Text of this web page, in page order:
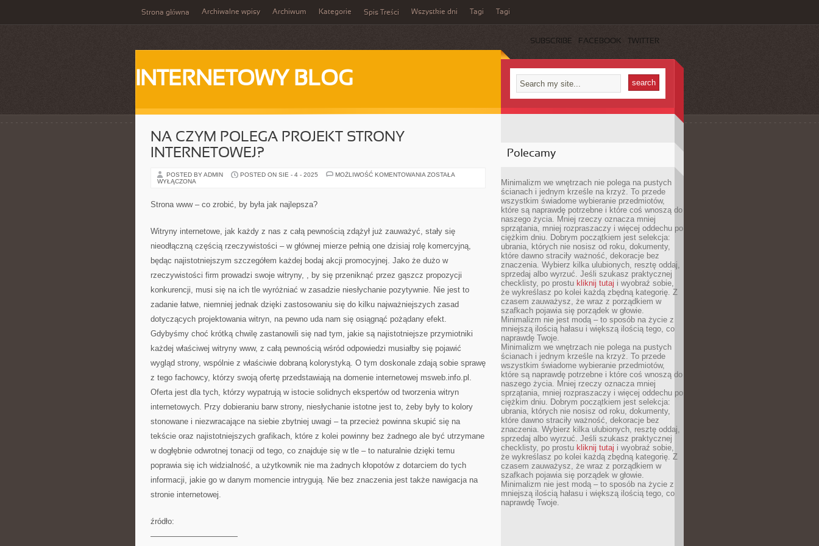
Strona główna Archiwalne wpisy Archiwum Kategorie Spis Treści Wszystkie dni Tagi Tagi
SUBSCRIBE FACEBOOK TWITTER
INTERNETOWY BLOG
NA CZYM POLEGA PROJEKT STRONY
INTERNETOWEJ?
POSTED BY ADMIN POSTED ON SIE - 4 - 2025 MOŻLIWOŚĆ KOMENTOWANIA NA
ZOSTAŁA
WYŁĄCZONA
Strona www – co zrobić, by była jak najlepsza?
Witryny internetowe, jak każdy z nas z całą pewnością zdążył już zauważyć, stały się
nieodłączną częścią rzeczywistości – w głównej mierze pełnią one dzisiaj rolę komercyjną,
będąc najistotniejszym szczegółem każdej bodaj akcji promocyjnej. Jako że dużo w
rzeczywistości firm prowadzi swoje witryny, , by się przeniknąć przez gąszcz propozycji
konkurencji, musi się na ich tle wyróżniać w zasadzie niesłychanie pozytywnie. Nie jest to
zadanie łatwe, niemniej jednak dzięki zastosowaniu się do kilku najważniejszych zasad
dotyczących projektowania witryn, na pewno uda nam się osiągnąć pożądany efekt.
Gdybyśmy choć krótką chwilę zastanowili się nad tym, jakie są najistotniejsze przymiotniki
każdej właściwej witryny www, z całą pewnością wśród odpowiedzi musiałby się pojawić
wygląd strony, wspólnie z właściwie dobraną kolorystyką. O tym doskonale zdają sobie sprawę
z tego fachowcy, którzy swoją ofertę przedstawiają na domenie internetowej msweb.info.pl.
Oferta jest dla tych, którzy wypatrują w istocie solidnych ekspertów od tworzenia witryn
internetowych. Przy dobieraniu barw strony, niesłychanie istotne jest to, żeby były to kolory
stonowane i niezwracające na siebie zbytniej uwagi – ta przecież powinna skupić się na
tekście oraz najistotniejszych grafikach, które z kolei powinny bez żadnego ale być utrzymane
w dogłębnie odwrotnej tonacji od tego, co znajduje się w tle – to naturalnie dzięki temu
poprawia się ich widzialność, a użytkownik nie ma żadnych kłopotów z dotarciem do tych
informacji, jakie go w danym momencie intrygują. Nie bez znaczenia jest także nawigacja na
stronie internetowej.
źródło:
———————————
Polecamy
Minimalizm we wnętrzach nie polega na pustych
ścianach i jednym krześle na krzyż. To przede
wszystkim świadome wybieranie przedmiotów,
które są naprawdę potrzebne i które coś wnoszą do
naszego życia. Mniej rzeczy oznacza mniej
sprzątania, mniej rozpraszaczy i więcej oddechu po
ciężkim dniu. Dobrym początkiem jest selekcja:
ubrania, których nie nosisz od roku, dokumenty,
które dawno straciły ważność, dekoracje bez
znaczenia. Wybierz kilka ulubionych, resztę oddaj,
sprzedaj albo wyrzuć. Jeśli szukasz praktycznej
checklisty, po prostu kliknij tutaj i wyobraź sobie,
że wykreślasz po kolei każdą zbędną kategorię. Z
czasem zauważysz, że wraz z porządkiem w
szafkach pojawia się porządek w głowie.
Minimalizm nie jest modą – to sposób na życie z
mniejszą ilością hałasu i większą ilością tego, co
naprawdę Twoje.
Minimalizm we wnętrzach nie polega na pustych
ścianach i jednym krześle na krzyż. To przede
wszystkim świadome wybieranie przedmiotów,
które są naprawdę potrzebne i które coś wnoszą do
naszego życia. Mniej rzeczy oznacza mniej
sprzątania, mniej rozpraszaczy i więcej oddechu po
ciężkim dniu. Dobrym początkiem jest selekcja:
ubrania, których nie nosisz od roku, dokumenty,
które dawno straciły ważność, dekoracje bez
znaczenia. Wybierz kilka ulubionych, resztę oddaj,
sprzedaj albo wyrzuć. Jeśli szukasz praktycznej
checklisty, po prostu kliknij tutaj i wyobraź sobie,
że wykreślasz po kolei każdą zbędną kategorię. Z
czasem zauważysz, że wraz z porządkiem w
szafkach pojawia się porządek w głowie.
Minimalizm nie jest modą – to sposób na życie z
mniejszą ilością hałasu i większą ilością tego, co
naprawdę Twoje.